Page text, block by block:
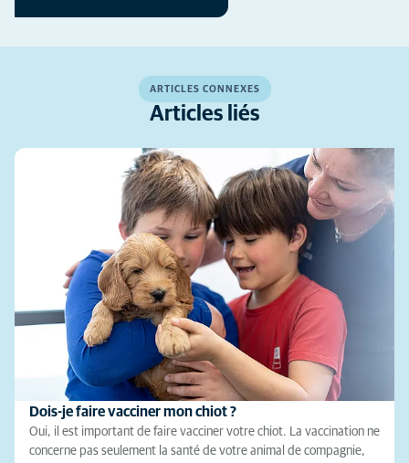
ARTICLES CONNEXES
Articles liés
Dois-je faire vacciner mon chiot ?
Oui, il est important de faire vacciner votre chiot. La vaccination ne
concerne pas seulement la santé de votre animal de compagnie,